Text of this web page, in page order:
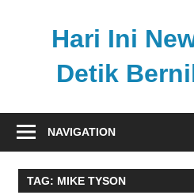
Hari Ini
Detik
nasional
internasional
tercepat
NAVIGATION
TAG: MIKE TYSON